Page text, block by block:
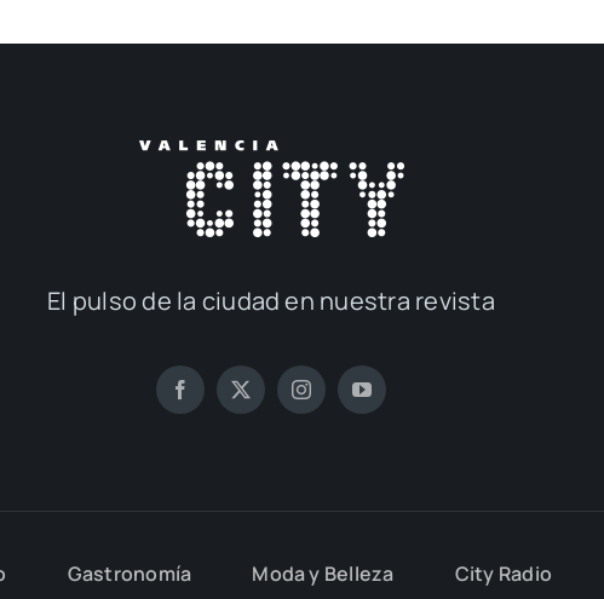
El pul­so de la ciu­dad en nues­tra revis­ta
Gas­tro­no­mía Moda y Belle­za City Radio